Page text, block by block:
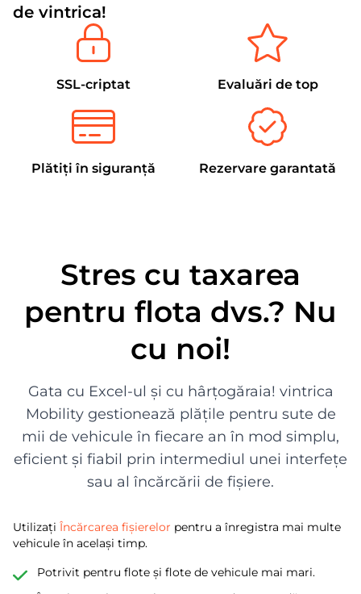
de vintrica!
SSL-criptat Evaluări de top
Plătiți în siguranță Rezervare garantată
Stres cu taxarea
pentru flota dvs.? Nu
cu noi!
Gata cu Excel-ul și cu hârțogăraia! vintrica
Mobility gestionează plățile pentru sute de
mii de vehicule în fiecare an în mod simplu,
eficient și fiabil prin intermediul unei interfețe
sau al încărcării de fișiere.
Utilizați Încărcarea fișierelor pentru a înregistra mai multe
vehicule în același timp.
Potrivit pentru flote și flote de vehicule mai mari.